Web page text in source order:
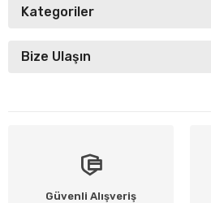
Kategoriler
Bize Ulaşın
Güvenli Alışveriş